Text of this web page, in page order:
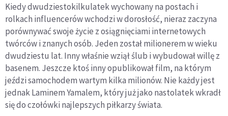
Kiedy dwudziestokilkulatek wychowany na postach i
rolkach influencerów wchodzi w dorosłość, nieraz zaczyna
porównywać swoje życie z osiągnięciami internetowych
twórców i znanych osób. Jeden został milionerem w wieku
dwudziestu lat. Inny właśnie wziął ślub i wybudował willę z
basenem. Jeszcze ktoś inny opublikował film, na którym
jeździ samochodem wartym kilka milionów. Nie każdy jest
jednak Laminem Yamalem, który już jako nastolatek wkradł
się do czołówki najlepszych piłkarzy świata.